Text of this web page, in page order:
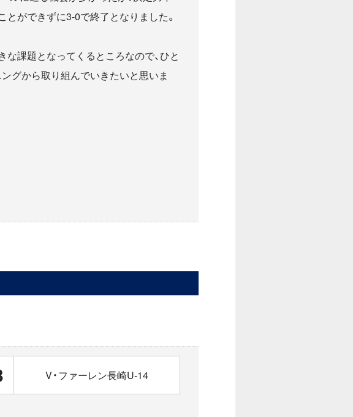
とができずに3-0で終了となりました。
課題となってくるところなので、ひと
グから取り組んでいきたいと思いま
V・ファーレン長崎U-14